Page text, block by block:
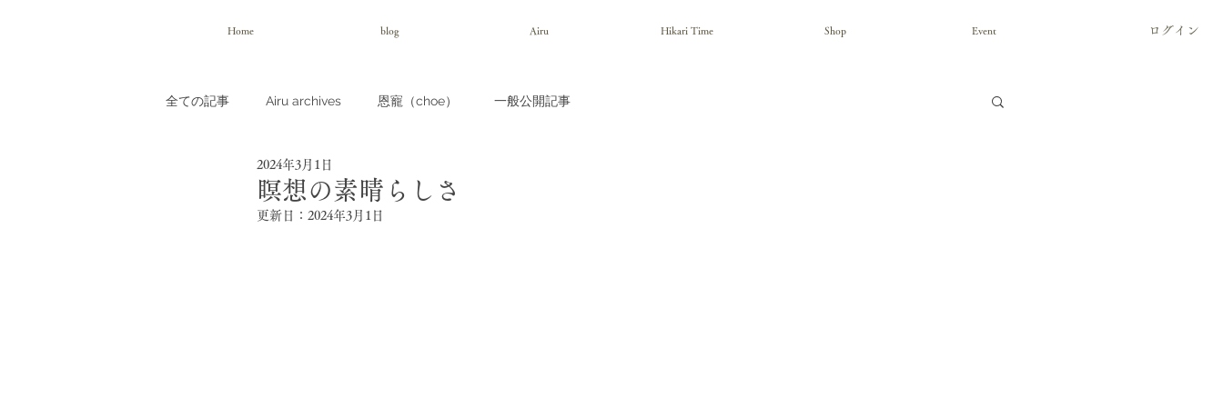
Home blog Airu Hikari Time Shop Event ログイン
全ての記事 Airu archives 恩寵（choe） 一般公開記事
瞑想の素晴らしさ
2024年3月1日
更新日： 2024年3月1日